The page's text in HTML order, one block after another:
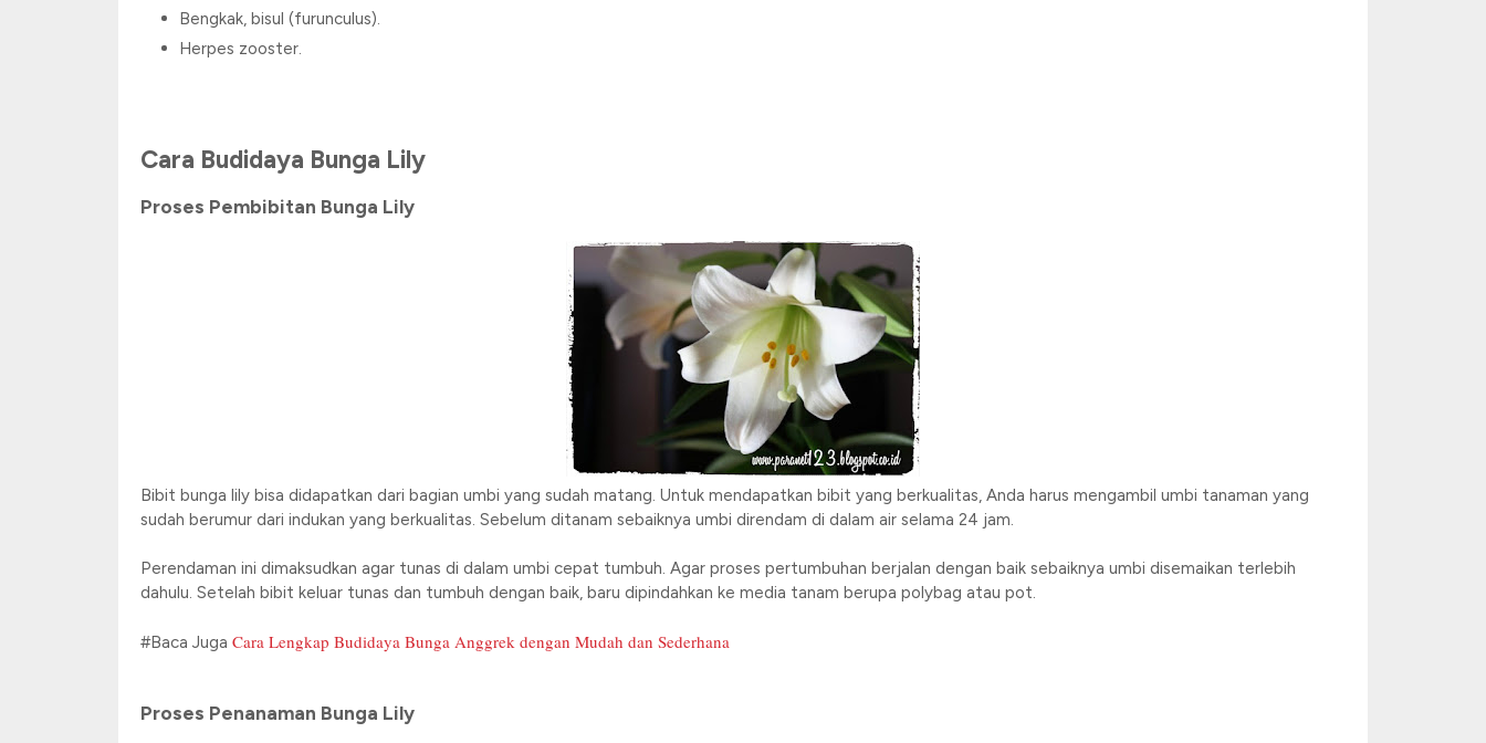
Bengkak, bisul (furunculus).
Herpes zooster.
Cara Budidaya Bunga Lily
Proses Pembibitan Bunga Lily
Bibit bunga lily bisa didapatkan dari bagian umbi yang sudah matang. Untuk mendapatkan bibit yang berkualitas, Anda harus mengambil umbi tanaman yang
sudah berumur dari indukan yang berkualitas. Sebelum ditanam sebaiknya umbi direndam di dalam air selama 24 jam.
Perendaman ini dimaksudkan agar tunas di dalam umbi cepat tumbuh. Agar proses pertumbuhan berjalan dengan baik sebaiknya umbi disemaikan terlebih
dahulu. Setelah bibit keluar tunas dan tumbuh dengan baik, baru dipindahkan ke media tanam berupa polybag atau pot.
#Baca Juga Cara Lengkap Budidaya Bunga Anggrek dengan Mudah dan Sederhana
Proses Penanaman Bunga Lily